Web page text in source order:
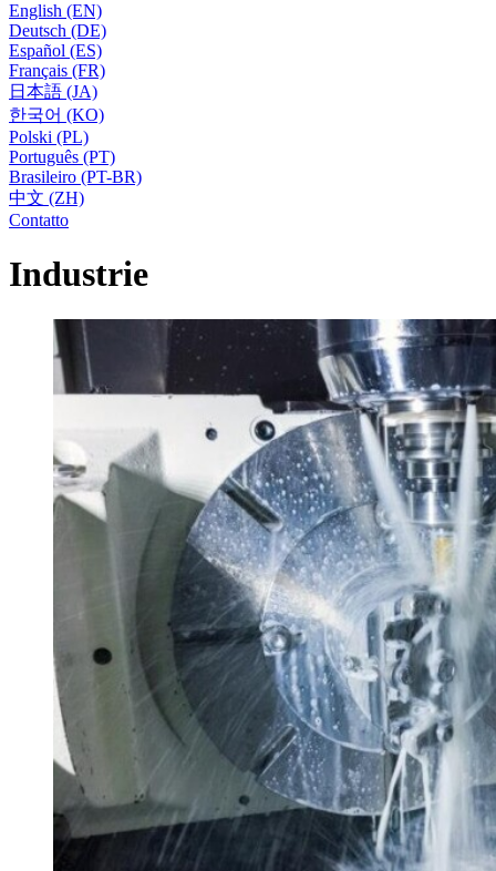
English (EN)
Deutsch (DE)
Español (ES)
Français (FR)
日本語 (JA)
한국어 (KO)
Polski (PL)
Português (PT)
Brasileiro (PT-BR)
中文 (ZH)
Contatto
Industrie